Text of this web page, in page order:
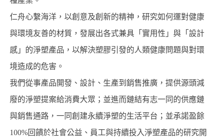
仁舟心繫海洋，以創意及創新的精神，研究如何運對健康
與環境友善的材質，發展出各式兼具「實用性」與「設計
感」的淨塑產品，以解決塑膠引發的人類健康問題與對環
境造成的危害。
我們從事產品開發、設計、生產到銷售推廣，提供源頭減
廢的淨塑提案給消費大眾；並進而鏈結有志一同的供應鏈
與銷售通路，一同創建永續淨塑的生活平台；並承諾盈餘
100%回饋於社會公益、員工與持續投入淨塑產品的研究開